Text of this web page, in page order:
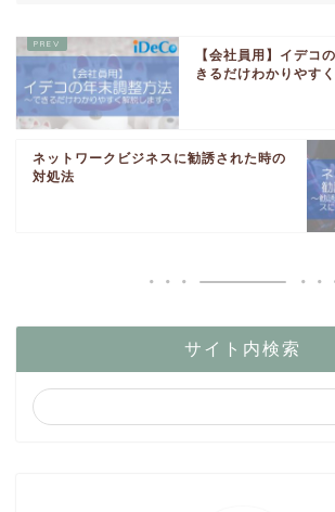
【会社員用】イデコ
きるだけわかりやす
ネットワークビジネスに勧誘された時の
対処法
サイト内検索